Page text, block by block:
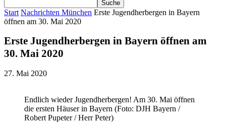
Start Nachrichten München Erste Jugendherbergen in Bayern
öffnen am 30. Mai 2020
Erste Jugendherbergen in Bayern öffnen am
30. Mai 2020
27. Mai 2020
Endlich wieder Jugendherbergen! Am 30. Mai öffnen
die ersten Häuser in Bayern (Foto: DJH Bayern /
Robert Pupeter / Herr Peter)